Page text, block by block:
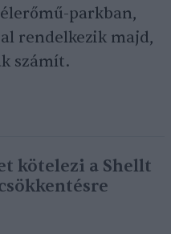
parkban,
rendelkezik majd,
számít.
kötelezi a Shellt